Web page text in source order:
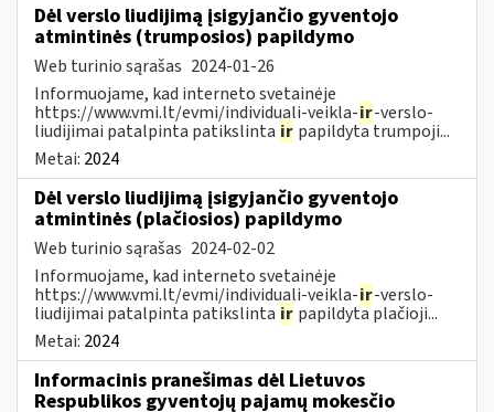
Dėl verslo liudijimą įsigyjančio gyventojo
atmintinės (trumposios) papildymo
Web turinio sąrašas 2024-01-26
Informuojame, kad interneto svetainėje
https://www.vmi.lt/evmi/individuali-veikla-ir-verslo-
liudijimai patalpinta patikslinta ir papildyta trumpoji...
Metai: 2024
Dėl verslo liudijimą įsigyjančio gyventojo
atmintinės (plačiosios) papildymo
Web turinio sąrašas 2024-02-02
Informuojame, kad interneto svetainėje
https://www.vmi.lt/evmi/individuali-veikla-ir-verslo-
liudijimai patalpinta patikslinta ir papildyta plačioji...
Metai: 2024
Informacinis pranešimas dėl Lietuvos
Respublikos gyventojų pajamų mokesčio